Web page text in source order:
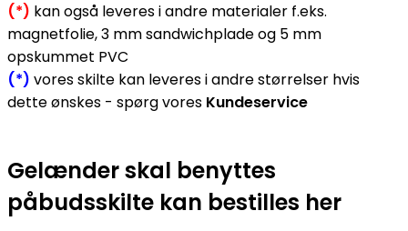
(*) kan også leveres i andre materialer f.eks.
magnetfolie, 3 mm sandwichplade og 5 mm
opskummet PVC
(*) vores skilte kan leveres i andre størrelser hvis
dette ønskes - spørg vores Kundeservice
Gelænder skal benyttes
påbudsskilte kan bestilles her